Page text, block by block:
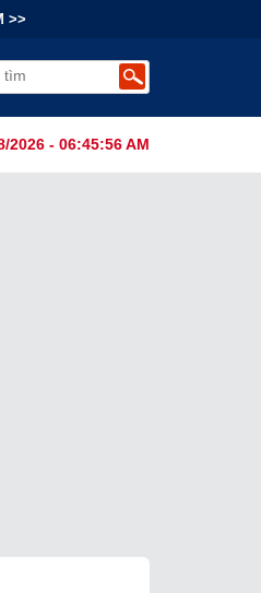
>>
2026 - 06:45:57 AM
Quyền: Lợi Nhuận Thuộc Về